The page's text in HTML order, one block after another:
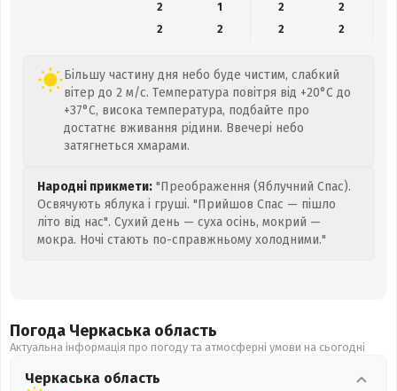
2
1 2
2
2
2 2 2
Більшу частину дня небо буде чистим, слабкий
вітер до 2 м/с. Температура повітря від +20°C до
+37°C, висока температура, подбайте про
достатнє вживання рідини. Ввечері небо
затягнеться хмарами.
Народні прикмети: "Преображення (Яблучний Спас).
Освячують яблука і груші. "Прийшов Спас — пішло
літо від нас". Сухий день — суха осінь, мокрий —
мокра. Ночі стають по-справжньому холодними."
Погода Черкаська область
Актуальна інформація про погоду та атмосферні умови на сьогодні
Черкаська область